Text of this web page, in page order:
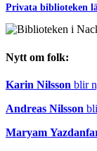
Privata biblioteken
Nytt om folk:
Karin Nilsson blir
Andreas Nilsson
Maryam